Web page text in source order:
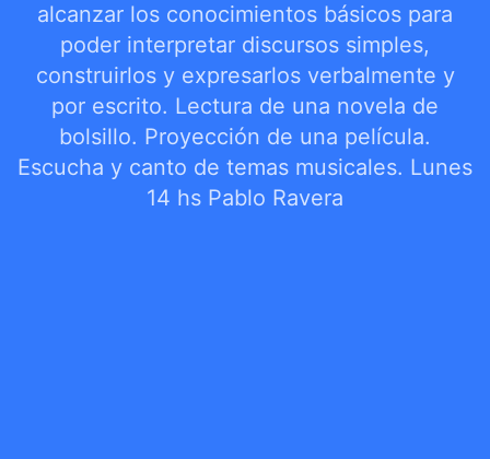
alcanzar los conocimientos básicos para
poder interpretar discursos simples,
construirlos y expresarlos verbalmente y
por escrito. Lectura de una novela de
bolsillo. Proyección de una película.
Escucha y canto de temas musicales. Lunes
14 hs Pablo Ravera